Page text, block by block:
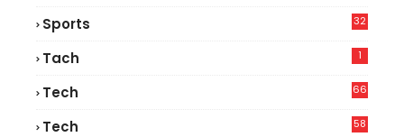
Sports 32
Tach 1
Tech
66
Tech
58